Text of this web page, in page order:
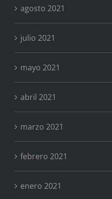
agosto 2021
julio 2021
mayo 2021
abril 2021
marzo 2021
febrero 2021
enero 2021